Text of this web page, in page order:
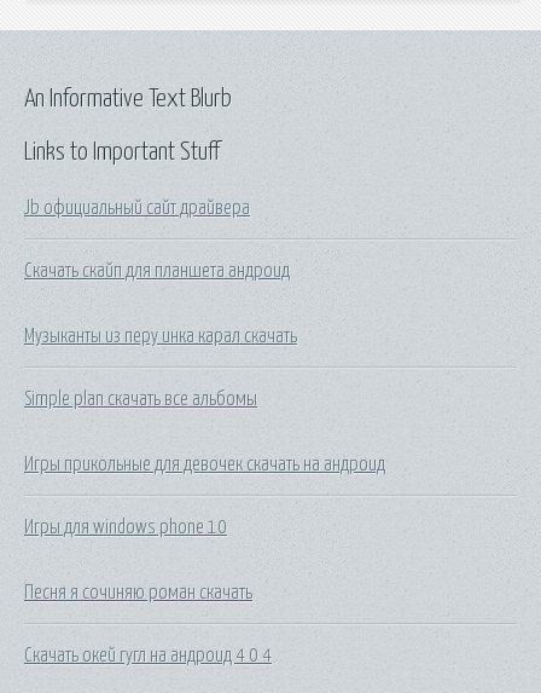
Links to Important Stuff
Jb официальный сайт драйвера
Скачать скайп для планшета андроид
Музыканты из перу инка карал скачать
Simple plan скачать все альбомы
Игры прикольные для девочек скачать на андроид
Игры для windows phone 10
Песня я сочиняю роман скачать
Скачать окей гугл на андроид 4 0 4
An Informative Text Blurb